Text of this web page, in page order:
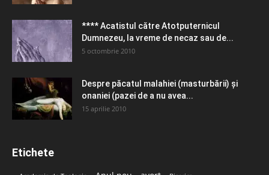
**** Acatistul către Atotputernicul
Dumnezeu, la vreme de necaz sau de...
5 octombrie 2010
Despre păcatul malahiei (masturbării) şi
onaniei (pazei de a nu avea...
15 aprilie 2010
Etichete